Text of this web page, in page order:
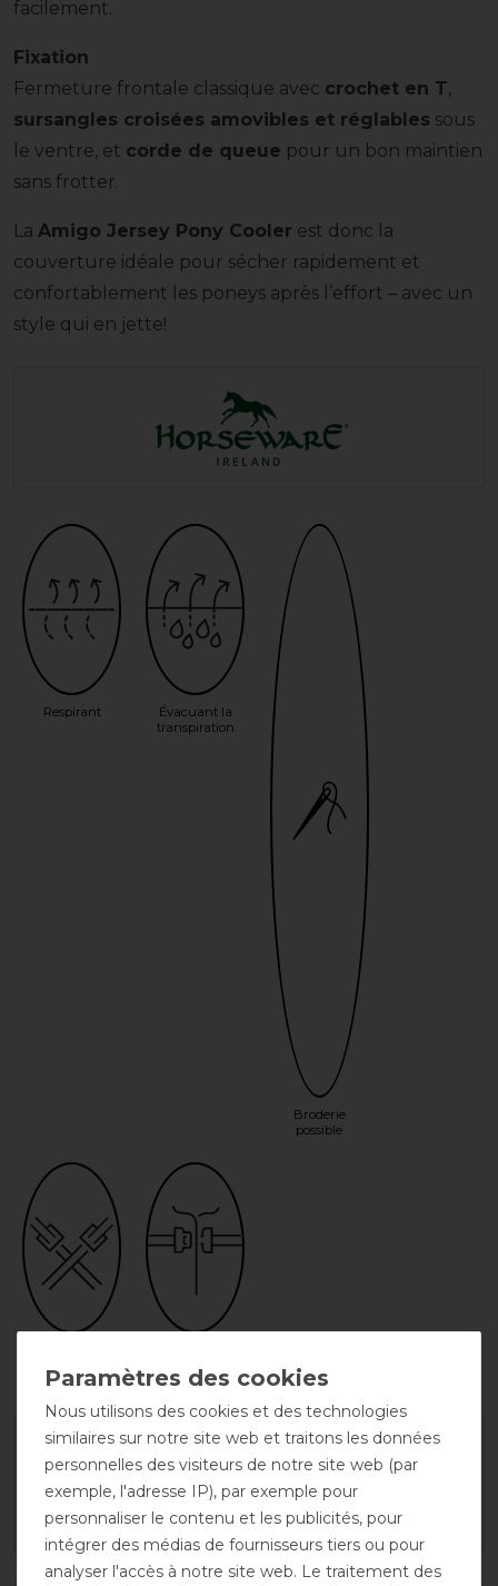
facilement.
Fixation
Fermeture frontale classique avec crochet en T,
sursangles croisées amovibles et réglables sous
le ventre, et corde de queue pour un bon maintien
sans frotter.
La Amigo Jersey Pony Cooler est donc la
couverture idéale pour sécher rapidement et
confortablement les poneys après l’effort – avec un
style qui en jette!
Respirant
Évacuant la
transpiration
Broderie
possible
croisées
Garantie du fabricant
Conseils de lavage et d'entretien
Nous utilisons des cookies et des technologies
similaires sur notre site web et traitons les données
personnelles des visiteurs de notre site web (par
exemple, l'adresse IP), par exemple pour
personnaliser le contenu et les publicités, pour
intégrer des médias de fournisseurs tiers ou pour
analyser l'accès à notre site web. Le traitement des